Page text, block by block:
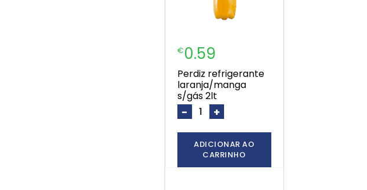
€0.59
perdiz refrigerante
laranja/manga
s/gás 2lt
- +
ADICIONAR AO
CARRINHO